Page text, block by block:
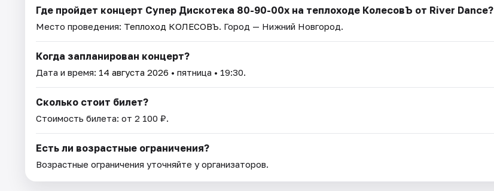
Где пройдет концерт Супер Дискотека 80-90-00х на теплоходе КолесовЪ от River Dance?
Место проведения: Теплоход КОЛЕСОВЪ. Город — Нижний Новгород.
Когда запланирован концерт?
Дата и время: 14 августа 2026 • пятница • 19:30.
Сколько стоит билет?
Стоимость билета: от 2 100 ₽.
Есть ли возрастные ограничения?
Возрастные ограничения уточняйте у организаторов.